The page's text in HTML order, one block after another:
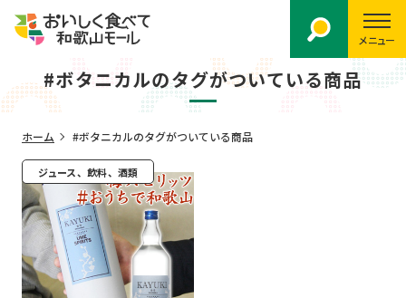
メニュー
#ボタニカルのタグがついている商品
ホーム #ボタニカルのタグがついている商品
ジュース、飲料、酒類